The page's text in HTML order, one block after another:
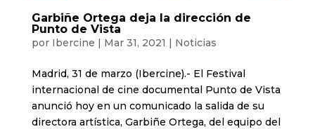
Garbiñe Ortega deja la dirección de
Punto de Vista
por Ibercine | Mar 31, 2021 | Noticias
Madrid, 31 de marzo (Ibercine).- El Festival
internacional de cine documental Punto de Vista
anunció hoy en un comunicado la salida de su
directora artística, Garbiñe Ortega, del equipo del